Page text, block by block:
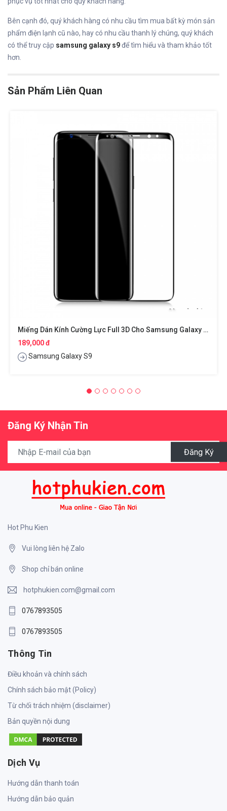
Bên cạnh đó, quý khách hàng có nhu cầu tìm mua bất kỳ món sản
phẩm điện lạnh cũ nào, hay có nhu cầu thanh lý chúng, quý khách
có thể truy cập samsung galaxy s9để tìm hiểu và tham khảo tốt
hơn.
Sản Phẩm Liên Quan
Miếng Dán Kính Cường Lực Full 3D Cho Samsung Galaxy S9 Hiệu Baseus
189,000 đ
Samsung Galaxy S9
Đăng Ký Nhận Tin
Đăng Ký
Hot Phu Kien
Vui lòng liên hệ Zalo
Shop chỉ bán online
hotphukien.com@gmail.com
0767893505
0767893505
Thông Tin
Điều khoản và chính sách
Chính sách bảo mật (Policy)
Từ chối trách nhiệm (disclaimer)
Bản quyền nội dung
Dịch Vụ
Hướng dẫn thanh toán
Hướng dẫn bảo quản